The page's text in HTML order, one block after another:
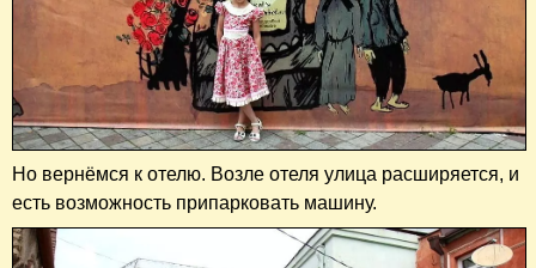
Но вернёмся к отелю. Возле отеля улица расширяется, и
есть возможность припарковать машину.